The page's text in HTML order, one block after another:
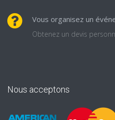
Vous organisez un
Obtenez un devis
Nous acceptons